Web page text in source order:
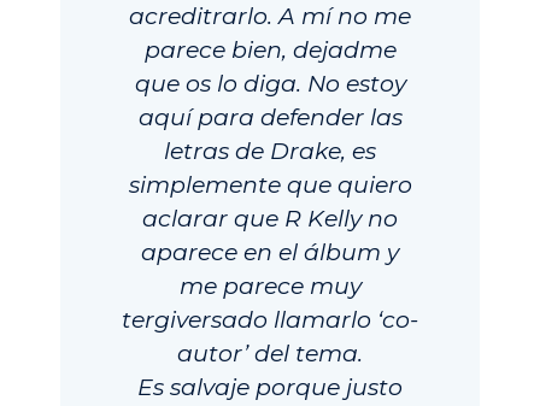
acreditrarlo. A mí no me
parece bien, dejadme
que os lo diga. No estoy
aquí para defender las
letras de Drake, es
simplemente que quiero
aclarar que R Kelly no
aparece en el álbum y
me parece muy
tergiversado llamarlo ‘co-
autor’ del tema.
Es salvaje porque justo